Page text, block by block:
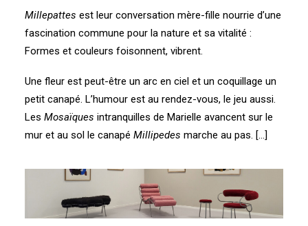
Millepattes est leur conversation mère-fille nourrie d’une
fascination commune pour la nature et sa vitalité :
Formes et couleurs foisonnent, vibrent.
Une fleur est peut-être un arc en ciel et un coquillage un
petit canapé. L’humour est au rendez-vous, le jeu aussi.
Les Mosaïques intranquilles de Marielle avancent sur le
mur et au sol le canapé Millipedes marche au pas. […]